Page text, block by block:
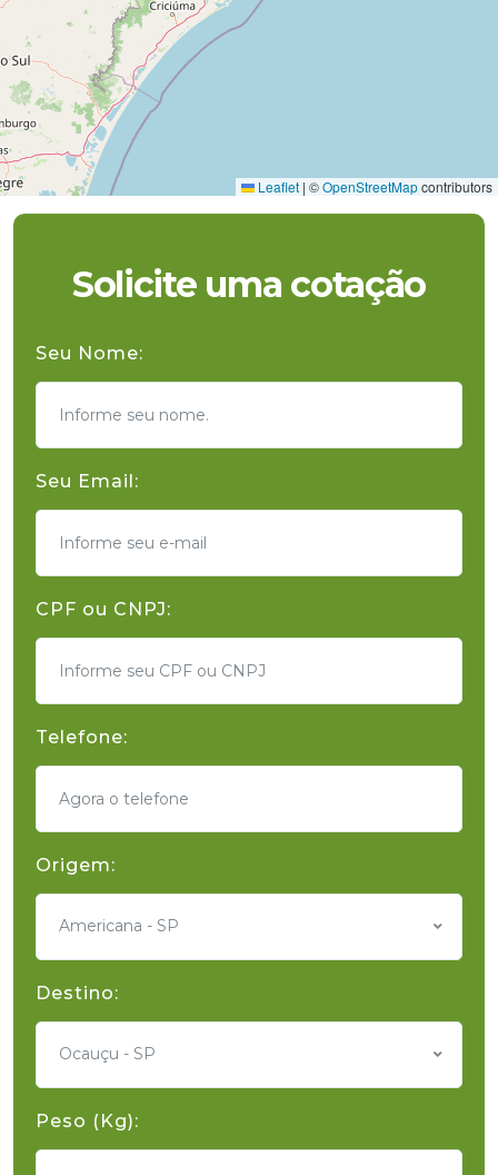
Leaflet | ©OpenStreetMapcontributors
Solicite uma cotação
Seu Nome:
Seu Email:
CPF ou CNPJ:
Telefone:
Origem:
Americana - SP
Destino:
Ocauçu - SP
Peso (Kg):